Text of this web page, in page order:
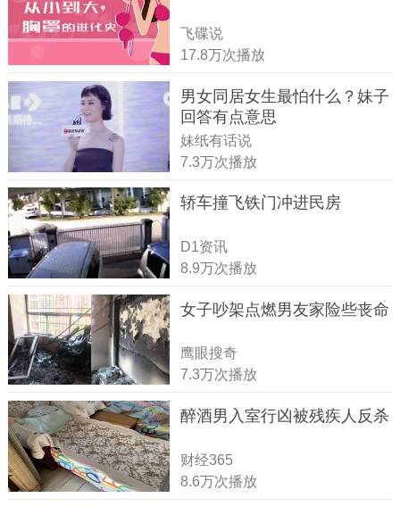
飞碟说
17.8万次播放
男女同居女生最怕什么？妹子
回答有点意思
妹纸有话说
7.3万次播放
轿车撞飞铁门冲进民房
D1资讯
8.9万次播放
女子吵架点燃男友家险些丧命
鹰眼搜奇
7.3万次播放
醉酒男入室行凶被残疾人反杀
财经365
8.6万次播放